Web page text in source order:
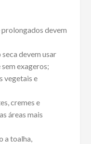
devem
devem usar
exageros;
vegetais e
cremes e
áreas mais
a toalha,